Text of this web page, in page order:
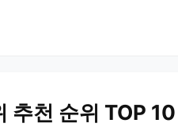
추천 순위 TOP 10